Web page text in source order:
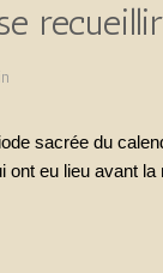
sacrée du
ont eu lieu avant la